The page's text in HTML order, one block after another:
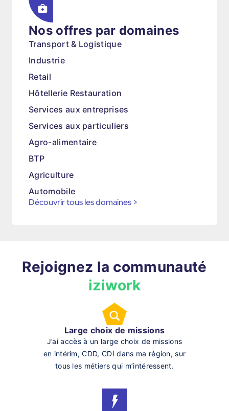
Nos offres par domaines
Transport & Logistique
Industrie
Retail
Hôtellerie Restauration
Services aux entreprises
Services aux particuliers
Agro-alimentaire
BTP
Agriculture
Automobile
Découvrir tous les domaines >
Rejoignez la communauté
iziwork
Large choix de missions
J’ai accès à un large choix de missions
en intérim, CDD, CDI dans ma région, sur
tous les métiers qui m’intéressent.